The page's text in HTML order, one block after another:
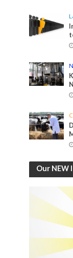
Our NEW